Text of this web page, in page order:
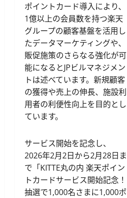
ポイントカード導入により、
1億以上の会員数を持つ楽天
グループの顧客基盤を活用し
たデータマーケティングや、
販促施策のさらなる強化が可
能になるとJPビルマネジメン
トは述べています。新規顧客
の獲得や売上の伸長、施設利
用者の利便性向上を目的とし
ています。
サービス開始を記念し、
2026年2月2日から2月28日ま
で「KITTE丸の内 楽天ポイン
トカードサービス開始記念！
抽選で1,000名さまに1,000ポ